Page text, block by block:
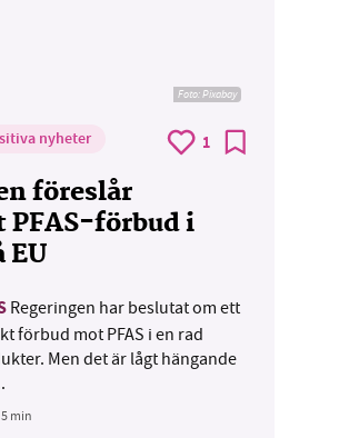
Foto:Pixabay
nyheter 1
föreslår
PFAS-förbud i
Regeringen har beslutat om ett
förbud mot PFAS i en rad
Men det är lågt hängande
5 min